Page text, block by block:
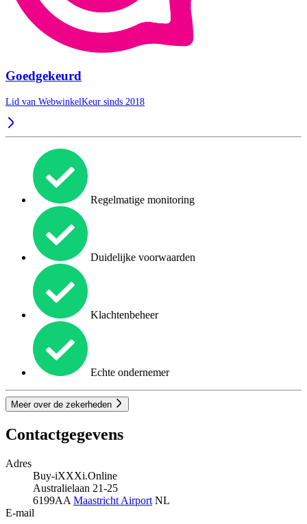
Goedgekeurd
Lid van WebwinkelKeur sinds 2018
Regelmatige monitoring
Duidelijke voorwaarden
Klachtenbeheer
Echte ondernemer
Meer over de zekerheden
Contactgegevens
Adres
Buy-iXXXi.Online
Australielaan 21-25
6199AA Maastricht Airport NL
E-mail